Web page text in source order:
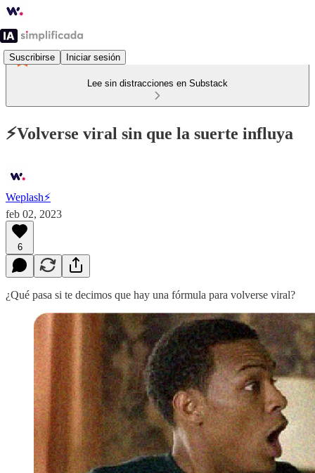
Suscribirse Iniciar sesión
Lee sin distracciones en Substack
⚡Volverse viral sin que la suerte influya
Weplash⚡️
feb 02, 2023
6
¿Qué pasa si te decimos que hay una fórmula para volverse viral?